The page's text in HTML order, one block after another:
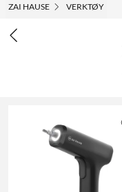
ZAI HAUSE VERKTØY